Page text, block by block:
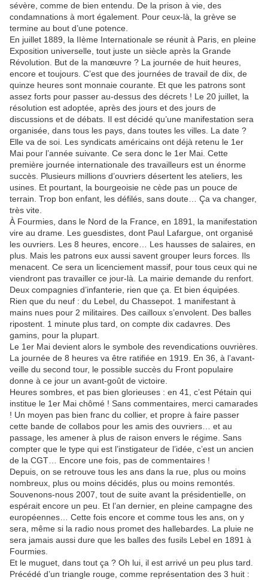
sévère, comme de bien entendu. De la prison à vie, des
condamnations à mort également. Pour ceux-là, la grève se
termine au bout d’une potence.
En juillet 1889, la IIème Internationale se réunit à Paris, en pleine
Exposition universelle, tout juste un siècle après la Grande
Révolution. But de la manœuvre ? La journée de huit heures,
encore et toujours. C’est que des journées de travail de dix, de
quinze heures sont monnaie courante. Et que les patrons sont
assez forts pour passer au-dessus des décrets ! Le 20 juillet, la
résolution est adoptée, après des jours et des jours de
discussions et de débats. Il est décidé qu’une manifestation sera
organisée, dans tous les pays, dans toutes les villes. La date ?
Elle va de soi. Les syndicats américains ont déjà retenu le 1er
Mai pour l’année suivante. Ce sera donc le 1er Mai. Cette
première journée internationale des travailleurs est un énorme
succès. Plusieurs millions d’ouvriers désertent les ateliers, les
usines. Et pourtant, la bourgeoisie ne cède pas un pouce de
terrain. Trop bon enfant, les défilés, sans doute… Ça va changer,
très vite.
À Fourmies, dans le Nord de la France, en 1891, la manifestation
vire au drame. Les guesdistes, dont Paul Lafargue, ont organisé
les ouvriers. Les 8 heures, encore… Les hausses de salaires, en
plus. Mais les patrons eux aussi savent grouper leurs forces. Ils
menacent. Ce sera un licenciement massif, pour tous ceux qui ne
viendront pas travailler ce jour-là. La mairie demande du renfort.
Deux compagnies d’infanterie, rien que ça. Et bien équipées.
Rien que du neuf : du Lebel, du Chassepot. 1 manifestant à
mains nues pour 2 militaires. Des cailloux s’envolent. Des balles
ripostent. 1 minute plus tard, on compte dix cadavres. Des
gamins, pour la plupart.
Le 1er Mai devient alors le symbole des revendications ouvrières.
La journée de 8 heures va être ratifiée en 1919. En 36, à l’avant-
veille du second tour, le possible succès du Front populaire
donne à ce jour un avant-goût de victoire.
Heures sombres, et pas bien glorieuses : en 41, c’est Pétain qui
institue le 1er Mai chômé ! Sans commentaires, merci camarades
! Un moyen pas bien franc du collier, et propre à faire passer
cette bande de collabos pour les amis des ouvriers… et au
passage, les amener à plus de raison envers le régime. Sans
compter que le type qui est l’instigateur de l’idée, c’est un ancien
de la CGT… Encore une fois, pas de commentaires !
Depuis, on se retrouve tous les ans dans la rue, plus ou moins
nombreux, plus ou moins décidés, plus ou moins remontés.
Souvenons-nous 2007, tout de suite avant la présidentielle, on
espérait encore un peu. Et l’an dernier, en pleine campagne des
européennes… Cette fois encore et comme tous les ans, on y
sera, même si la radio nous promet des hallebardes. La pluie ne
sera jamais aussi dure que les balles des fusils Lebel en 1891 à
Fourmies.
Et le muguet, dans tout ça ? Oh lui, il est arrivé un peu plus tard.
Précédé d’un triangle rouge, comme représentation des 3 huit :